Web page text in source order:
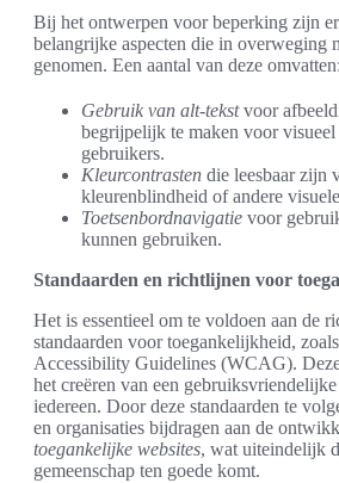
Bij het ontwerpen voor beperking zijn
belangrijke aspecten die in overweging
genomen. Een aantal van deze omvatten:
Gebruik van alt-tekstvoor
begrijpelijk te maken voor visueel
gebruikers.
Kleurcontrasten die leesbaar zijn
kleurenblindheid of andere
Toetsenbordnavigatie voor
kunnen gebruiken.
Standaarden en richtlijnen voor
Het is essentieel om te voldoen aan de
standaarden voor toegankelijkheid,
Accessibility Guidelines (WCAG).
het creëren van een
iedereen. Door deze standaarden te
en organisaties bijdragen aan de
toegankelijke websites, wat uiteindelijk
gemeenschap ten goede komt.